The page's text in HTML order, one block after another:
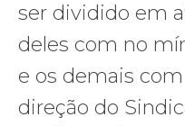
ser dividido em
deles com no
e os demais
direção do